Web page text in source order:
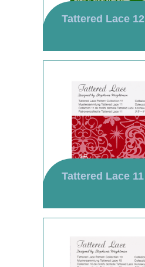
Tattered Lace 12
Tattered Lace 11